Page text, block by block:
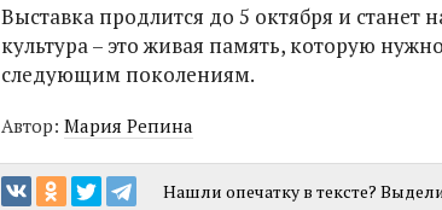
Выставка продлится до 5 октября и станет
культура – это живая память, которую
следующим поколениям.
Автор: Мария Репина
Нашли опечатку в тексте?